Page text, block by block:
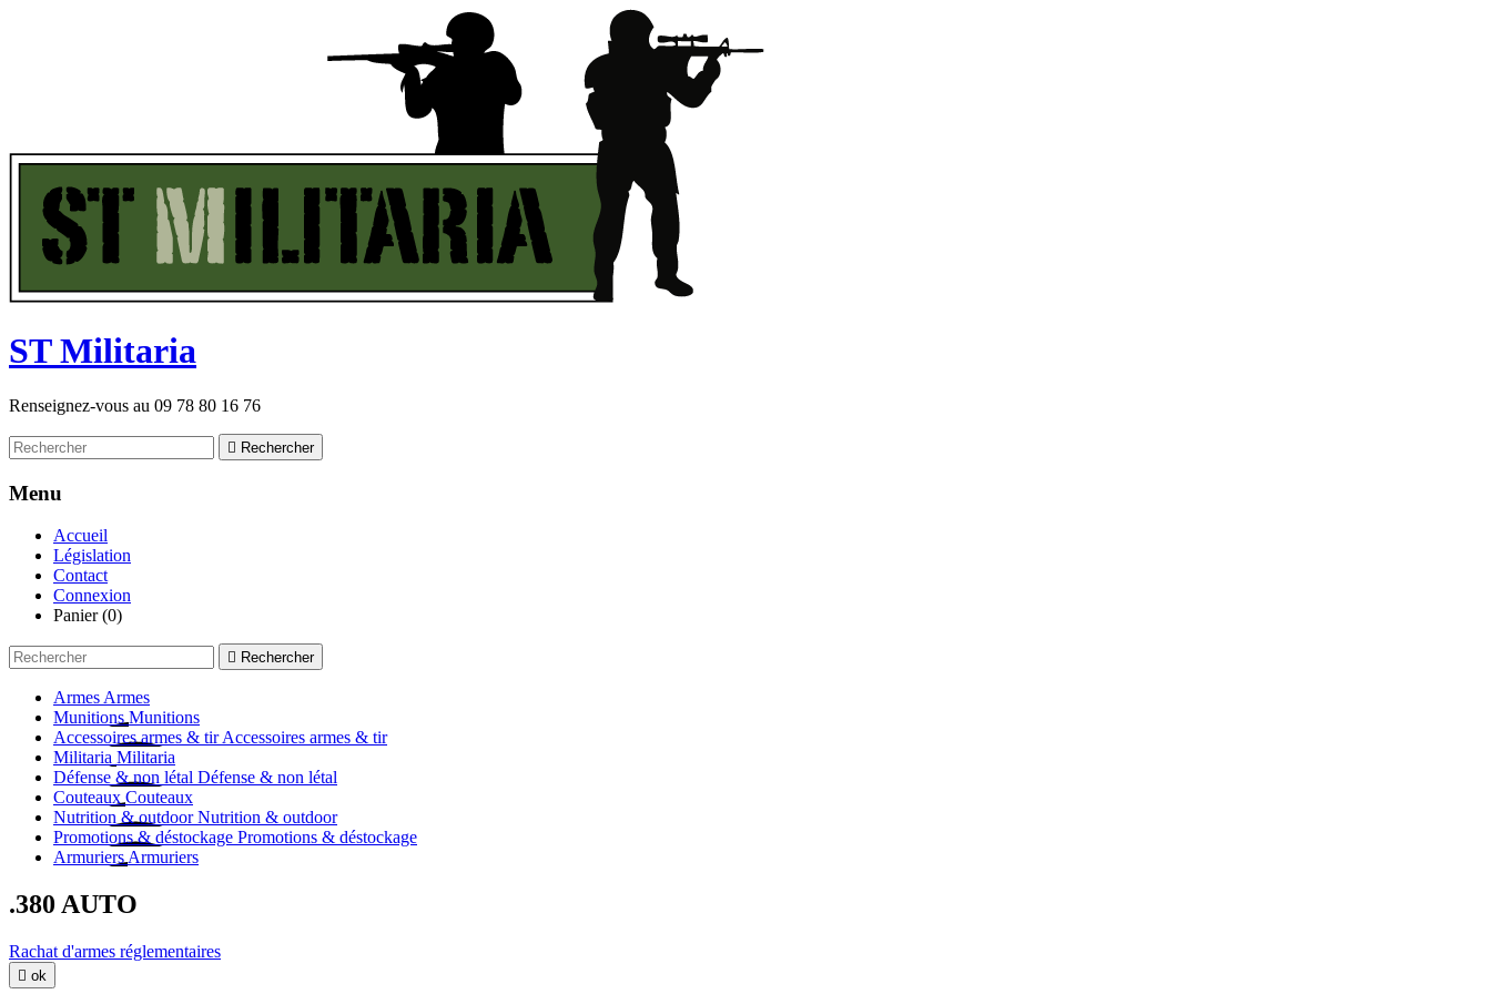
STMilitaria
Renseignez-vous au 09 78 80 16 76
 Rechercher
Menu
Accueil
Législation
Contact
Connexion
Panier (0)
 Rechercher
Armes Armes
Munitions Munitions
Accessoires armes & tir Accessoires armes & tir
Militaria Militaria
Défense & non létal Défense & non létal
Couteaux Couteaux
Nutrition & outdoor Nutrition & outdoor
Promotions & déstockage Promotions & déstockage
Armuriers Armuriers
.380 AUTO
Rachat d'armes réglementaires
 ok